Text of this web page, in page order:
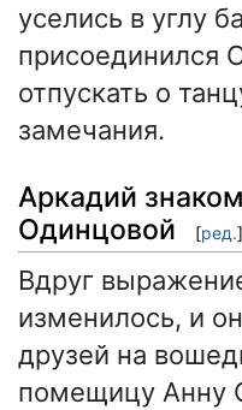
уселись в углу
присоединился
отпускать о
замечания.
Аркадий
Одинцовой
[ред.]
Вдруг
изменилось, и
друзей на
помещицу Анну